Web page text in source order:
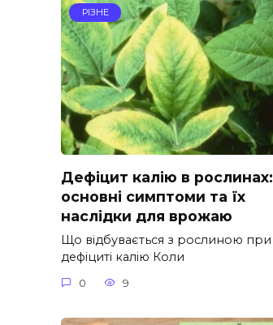
РІЗНЕ
Дефіцит калію в рослинах:
основні симптоми та їх
наслідки для врожаю
Що відбувається з рослиною при
дефіциті калію Коли
0 9